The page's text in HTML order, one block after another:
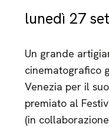
lunedì 27
Un grande
cinematografico
Venezia per il
premiato al
(in